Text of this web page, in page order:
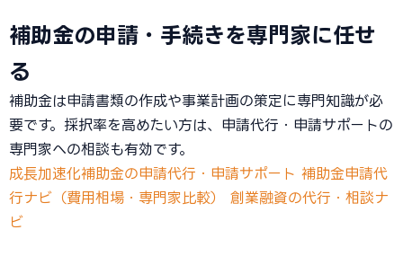
補助金の申請・手続きを専門家に任せ
る
補助金は申請書類の作成や事業計画の策定に専門知識が必
要です。採択率を高めたい方は、申請代行・申請サポートの
専門家への相談も有効です。
成長加速化補助金の申請代行・申請サポート 補助金申請代
行ナビ（費用相場・専門家比較）
創業融資の代行・相談ナ
ビ